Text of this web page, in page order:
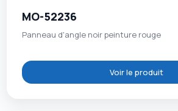
MO-52236
Panneau d'angle noir peinture rouge
Voir le produit